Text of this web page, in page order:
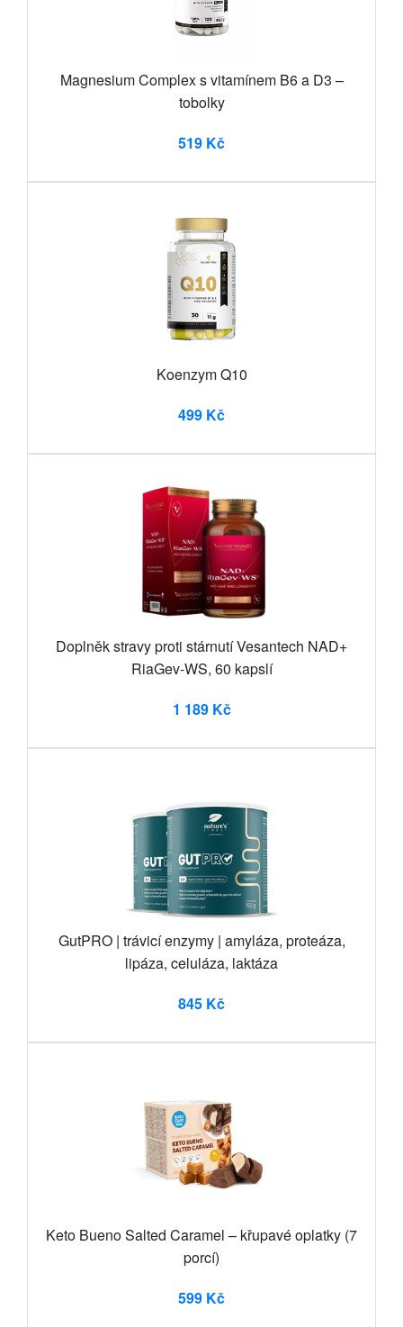
Magnesium Complex s vitamínem B6 a D3 –
tobolky
519 Kč
Koenzym Q10
499 Kč
Doplněk stravy proti stárnutí Vesantech NAD+
RiaGev-WS, 60 kapslí
1 189 Kč
GutPRO | trávicí enzymy | amyláza, proteáza,
lipáza, celuláza, laktáza
845 Kč
Keto Bueno Salted Caramel – křupavé oplatky (7
porcí)
599 Kč